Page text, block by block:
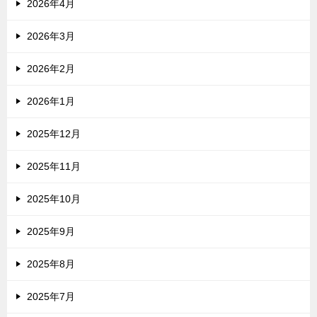
2026年4月
2026年3月
2026年2月
2026年1月
2025年12月
2025年11月
2025年10月
2025年9月
2025年8月
2025年7月